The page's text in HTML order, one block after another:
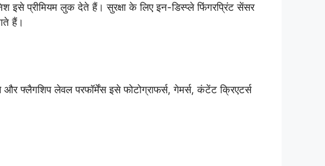
इसे प्रीमियम लुक देते हैं। सुरक्षा के लिए इन-डिस्प्ले फिंगरप्रिंट सेंसर
हैं।
फ्लैगशिप लेवल परफॉर्मेंस इसे फोटोग्राफर्स, गेमर्स, कंटेंट क्रिएटर्स